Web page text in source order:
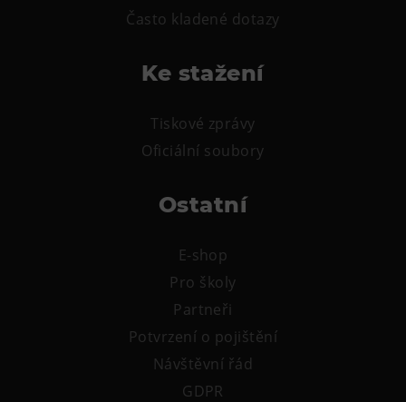
Narozeninové oslavy
Tematické dárkové poukazy
Často kladené dotazy
Ke stažení
Tiskové zprávy
Oficiální soubory
Ostatní
E-shop
Pro školy
Partneři
Potvrzení o pojištění
Návštěvní řád
GDPR